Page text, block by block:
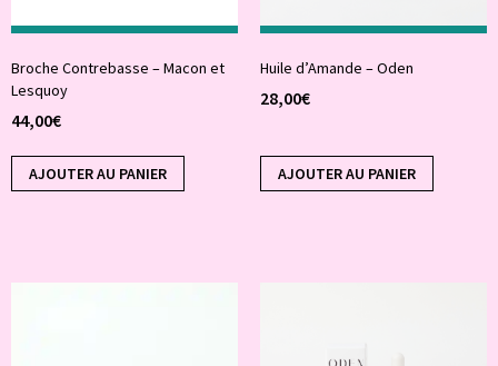
Broche Contrebasse – Macon et
Lesquoy
44,00€
AJOUTER AU PANIER
Huile d’Amande – Oden
28,00€
AJOUTER AU PANIER